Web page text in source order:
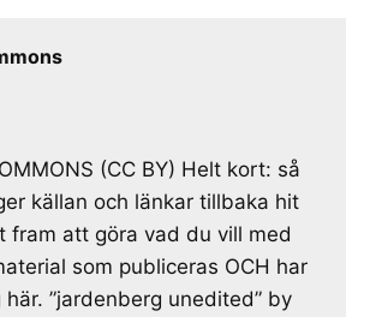
(CC BY) Helt kort: så
källan och länkar tillbaka hit
fram att göra vad du vill med
som publiceras OCH har
”jardenberg unedited” by